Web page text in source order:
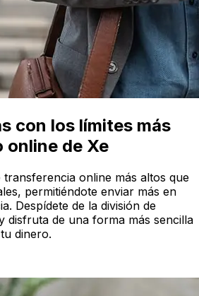
con los límites más
online de Xe
transferencia online más altos que
permitiéndote enviar más en
Despídete de la división de
disfruta de una forma más sencilla
dinero.